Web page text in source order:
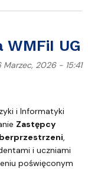
WMFiI UG
2026 - 15:41
UG
i Informatyki
Zastępcy
,
i uczniami
poświęconym